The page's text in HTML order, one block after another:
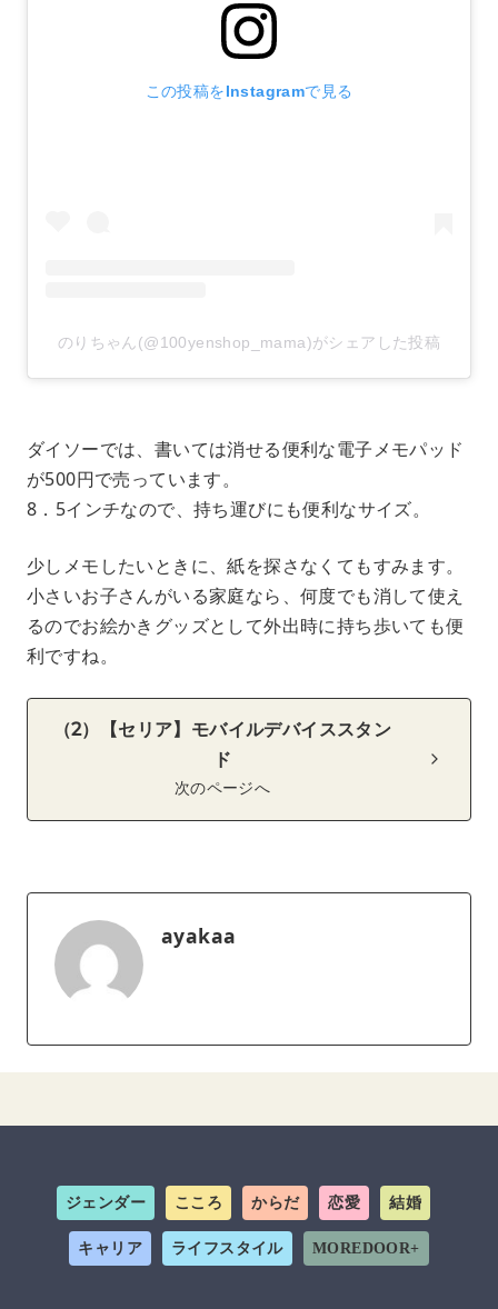
この投稿をInstagramで見る
のりちゃん(@100yenshop_mama)がシェアした投稿
ダイソーでは、書いては消せる便利な電子メモパッド
が500円で売っています。
8．5インチなので、持ち運びにも便利なサイズ。
少しメモしたいときに、紙を探さなくてもすみます。
小さいお子さんがいる家庭なら、何度でも消して使え
るのでお絵かきグッズとして外出時に持ち歩いても便
利ですね。
（2）【セリア】モバイルデバイススタン
ド
次のページへ
ayakaa
ジェンダー こころ からだ 恋愛 結婚
キャリア ライフスタイル MOREDOOR+